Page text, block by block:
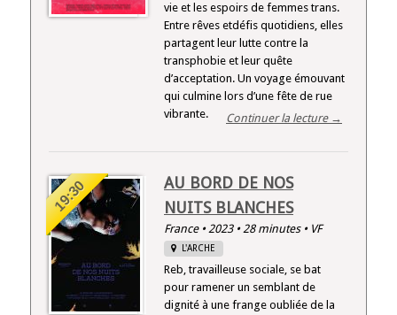
vie et les espoirs de femmes trans.
Entre rêves etdéfis quotidiens, elles
partagent leur lutte contre la
transphobie et leur quête
d’acceptation. Un voyage émouvant
qui culmine lors d’une fête de rue
vibrante.
Continuer la lecture →
19:30
AU BORD DE NOS
NUITS BLANCHES
France • 2023 • 28 minutes • VF
L'ARCHE
Reb, travailleuse sociale, se bat
pour ramener un semblant de
dignité à une frange oubliée de la